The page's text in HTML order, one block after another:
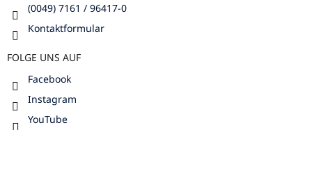
(0049) 7161 / 96417-0
Kontaktformular
FOLGE UNS AUF
Facebook
Instagram
YouTube